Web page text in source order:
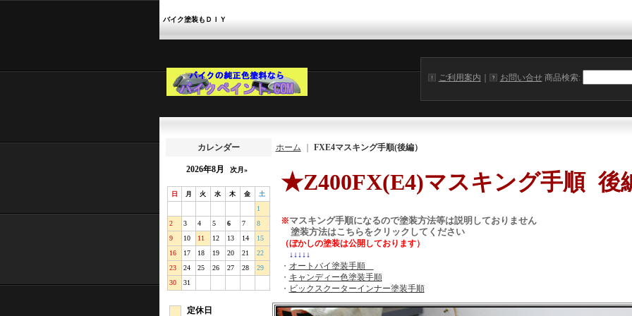
バイク塗装もＤＩＹ
ご利用案内 お問い合せ 商品検索:
カレンダー
2026年8月 次月»
日 月 火 水 木 金 土
1
2
3 4 5 6 7
8
9
10 11 12 13 14
15
16
17 18 19 20 21
22
23
24 25 26 27 28
29
30
31
定休日
ホーム FXE4マスキング手順(後編）
★Z400FX(E4)マスキング手順 後
※マスキング手順になるので塗装方法等は説明しておりません
塗装方法はこちらをクリックしてください
（ぼかしの塗装は公開しております）
↓↓↓↓↓
・ オートバイ塗装手順
・ キャンディー色塗装手順
・ ビックスクーターインナー塗装手順